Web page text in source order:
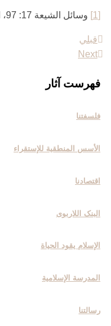
[1] وسائل الشيعة 17: 97، الباب 6 من أبواب ما يكتسب به
قبلي
فهرست آثار
فلسفتنا
الأسس المنطقیة للإستقراء
اقتصادنا
البنک اللاربوی
الإسلام یقود الحیاة
المدرسة الإسلامیة
رسالتنا